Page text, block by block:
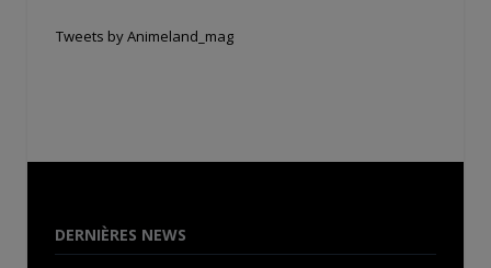
Tweets by Animeland_mag
DERNIÈRES NEWS